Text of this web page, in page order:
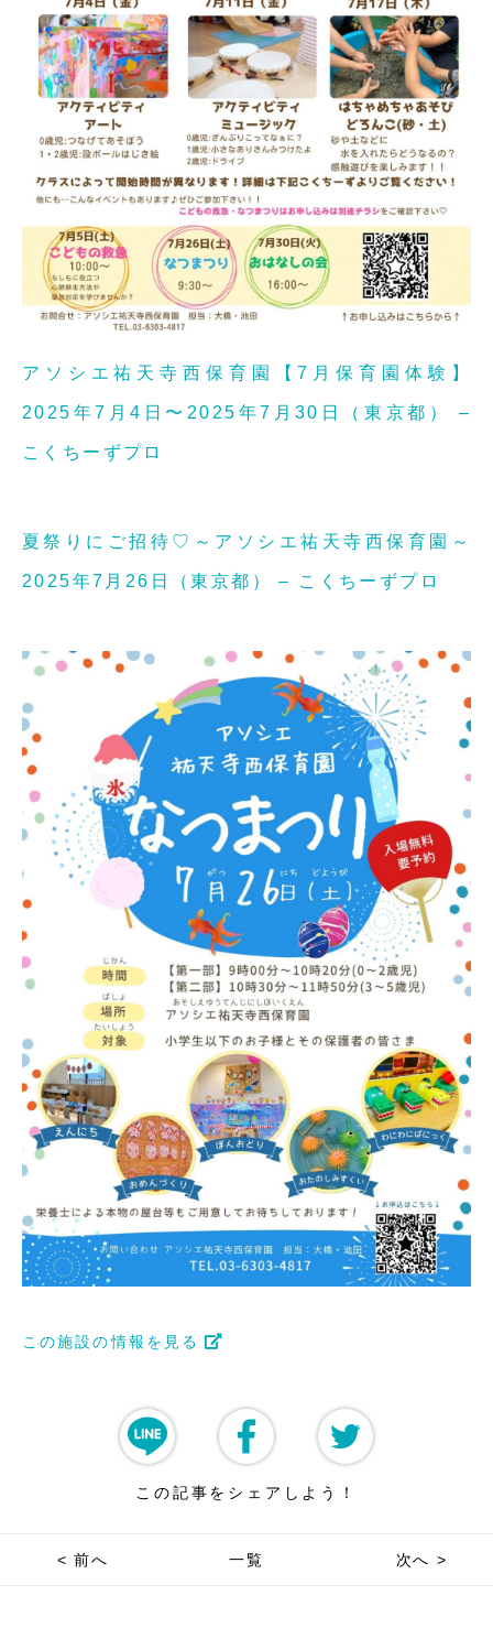
アソシエ祐天寺西保育園【7月保育園体験】
2025年7月4日〜2025年7月30日（東京都） –
こくちーずプロ
夏祭りにご招待♡～アソシエ祐天寺西保育園～
2025年7月26日（東京都） – こくちーずプロ
この施設の情報を見る
この記事をシェアしよう！
< 前へ 一覧 次へ >